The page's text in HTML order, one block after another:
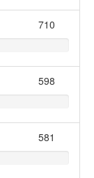
710
598
581